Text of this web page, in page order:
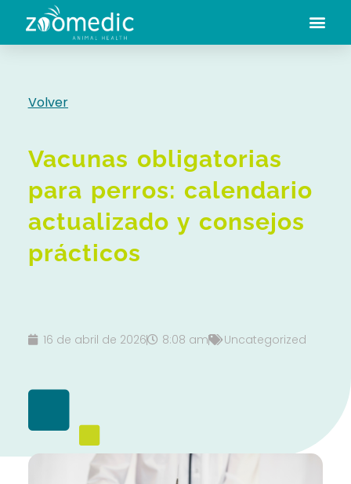
Volver
Vacunas obligatorias
para perros: calendario
actualizado y consejos
prácticos
16 de abril de 2026 8:08 am Uncategorized